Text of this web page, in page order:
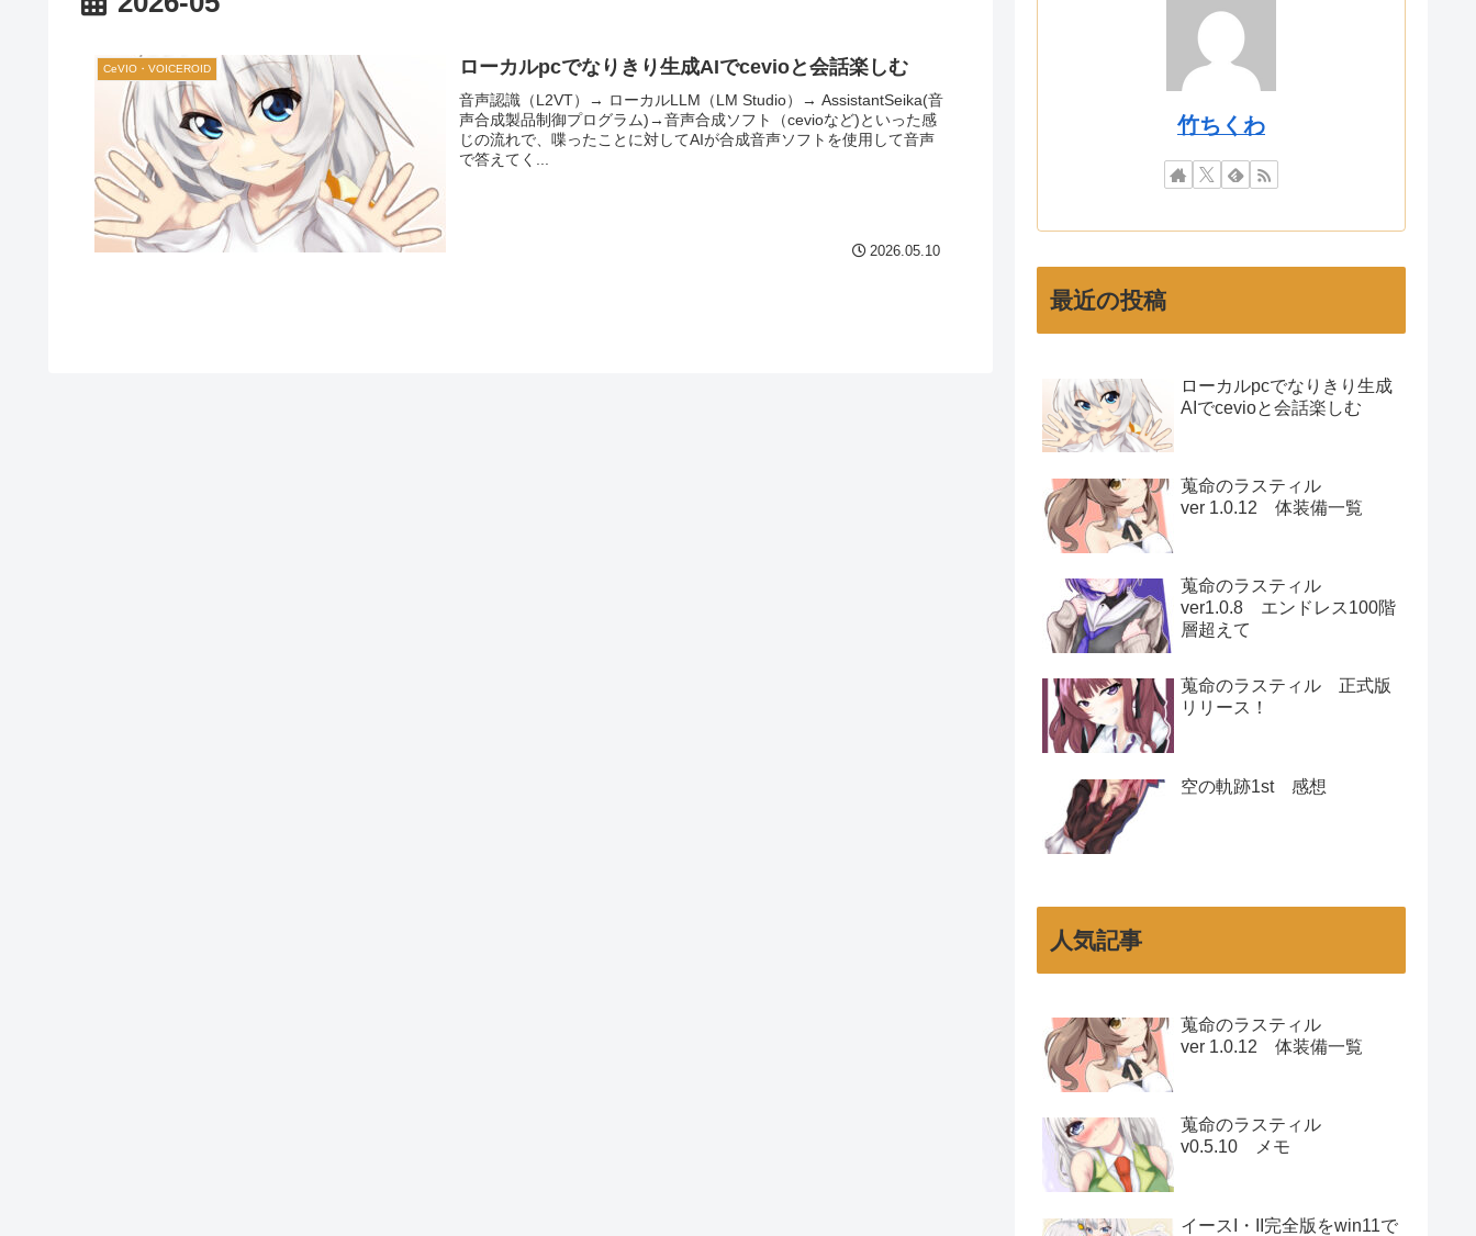
CeVIO・VOICEROID ローカルpcでなりきり生成AIでcevioと会話楽しむ
音声認識（L2VT）→ ローカルLLM（LM Studio）→ AssistantSeika(音
声合成製品制御プログラム)→音声合成ソフト（cevioなど)といった感
じの流れで、喋ったことに対してAIが合成音声ソフトを使用して音声
で答えてく...
2026.05.10
竹ちくわ
最近の投稿
ローカルpcでなりきり生成
AIでcevioと会話楽しむ
蒐命のラスティル
ver 1.0.12 体装備一覧
蒐命のラスティル
ver1.0.8 エンドレス100階
層超えて
蒐命のラスティル 正式版
リリース！
空の軌跡1st 感想
人気記事
蒐命のラスティル
ver 1.0.12 体装備一覧
蒐命のラスティル
v0.5.10 メモ
イースI・II完全版をwin11で